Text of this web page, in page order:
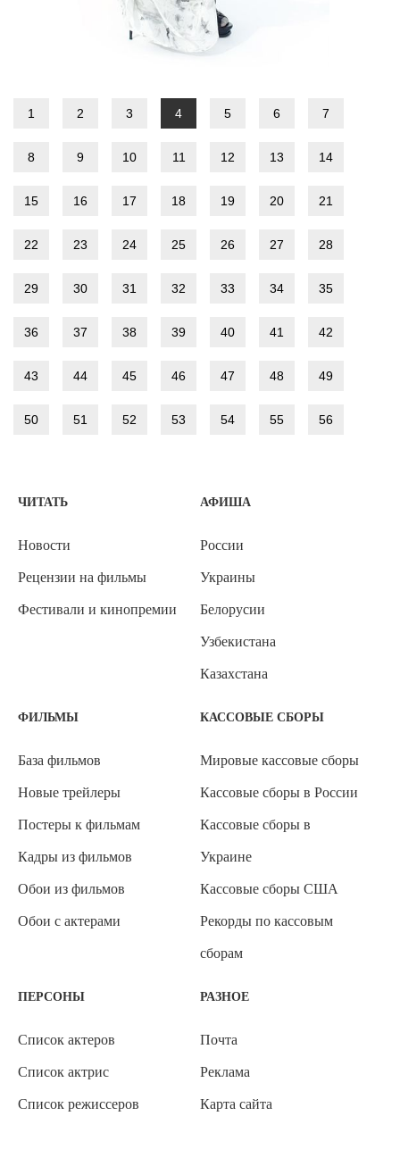
1 2 3 4 5 6 7
8 9 10 11 12 13 14
15 16 17 18 19 20 21
22 23 24 25 26 27 28
29 30 31 32 33 34 35
36 37 38 39 40 41 42
43 44 45 46 47 48 49
50 51 52 53 54 55 56
ЧИТАТЬ
Новости
Рецензии на фильмы
Фестивали и кинопремии
АФИША
России
Украины
Белорусии
Узбекистана
Казахстана
ФИЛЬМЫ
База фильмов
Новые трейлеры
Постеры к фильмам
Кадры из фильмов
Обои из фильмов
Обои с актерами
КАССОВЫЕ СБОРЫ
Мировые кассовые сборы
Кассовые сборы в России
Кассовые сборы в
Украине
Кассовые сборы США
Рекорды по кассовым
сборам
ПЕРСОНЫ
Список актеров
Список актрис
Список режиссеров
РАЗНОЕ
Почта
Реклама
Карта сайта